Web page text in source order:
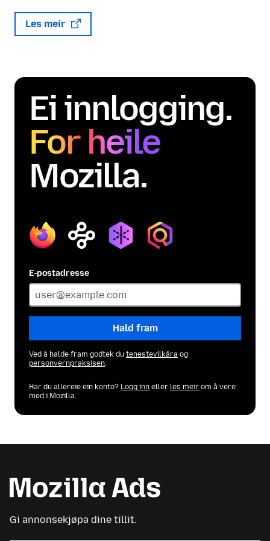
Les meir
Ei innlogging.
For heile
Mozilla.
E-postadresse
Hald fram
Ved å halde fram godtek du tenestevilkåra og
personvernpraksisen.
Har du allereie ein konto? Logg inn eller les meir om å vere
med i Mozilla.
Gi annonsekjøpa dine tillit.